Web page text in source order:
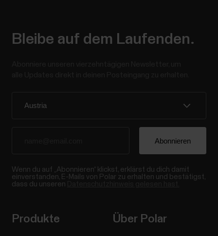
Bleibe auf dem Laufenden.
Wenn du auf „Abonnieren“ klickst, erklärst du dich damit
einverstanden, E-Mails von Polar zu erhalten und bestätigst,
dass du unseren
Produkte Über Polar